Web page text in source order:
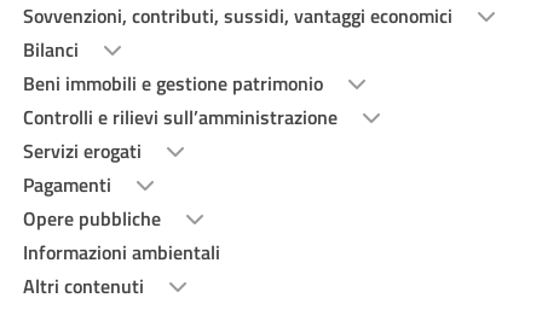
Sovvenzioni, contributi, sussidi, vantaggi economici
Bilanci
Beni immobili e gestione patrimonio
Controlli e rilievi sull’amministrazione
Servizi erogati
Pagamenti
Opere pubbliche
Informazioni ambientali
Altri contenuti